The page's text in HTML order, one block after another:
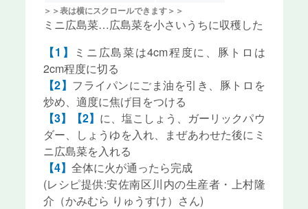
＞＞表は横にスクロールできます＞＞
ミニ広島菜…広島菜を小さいうちに収穫したもの
【1】
ミニ広島菜は4cm程度に、豚トロは
2cm程度に切る
【2】 フライパンにごま油を引き、豚トロを
炒め、適度に焦げ目をつける
【3】【2】 に、塩こしょう、ガーリックパウ
ダー、しょうゆを入れ、まぜあわせた後にミ
ニ広島菜を入れる
【4】 全体に火が通ったら完成
(レシピ提供:安佐南区川内の生産者・上村隆
介（かみむら りゅうすけ）さん)